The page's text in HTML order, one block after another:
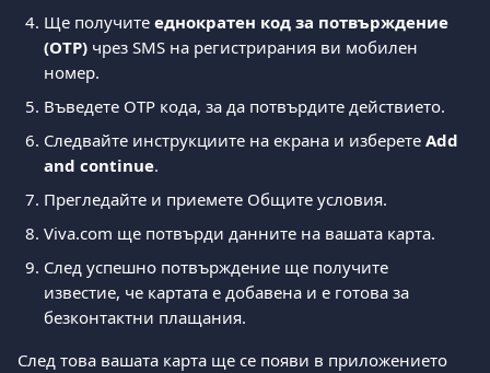
Ще получите еднократен код за потвърждение
(OTP) чрез SMS на регистрирания ви мобилен
номер.
Въведете OTP кода, за да потвърдите действието.
Следвайте инструкциите на екрана и изберете Add
and continue.
Прегледайте и приемете Общите условия.
Viva.com ще потвърди данните на вашата карта.
След успешно потвърждение ще получите
известие, че картата е добавена и е готова за
безконтактни плащания.
След това вашата карта ще се появи в приложението